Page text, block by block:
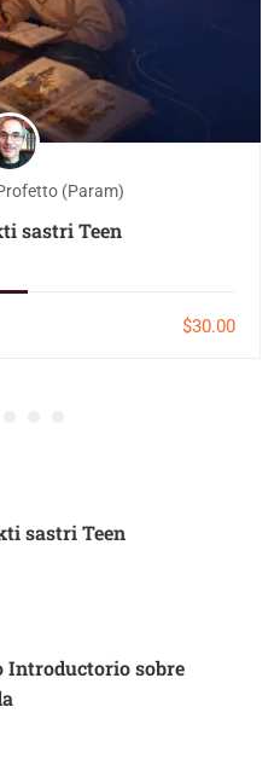
(Param)
sastri Teen
$30.00
sastri Teen
Introductorio sobre